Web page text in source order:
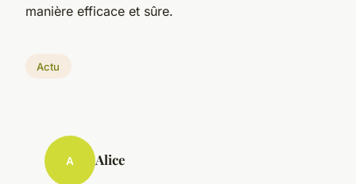
manière efficace et sûre.
Actu
A Alice